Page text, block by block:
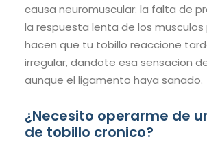
causa neuromuscular: la falta de
la respuesta lenta de los musculos
hacen que tu tobillo reaccione
irregular, dandote esa sensacion
aunque el ligamento haya sanado.
¿Necesito operarme de
de tobillo cronico?